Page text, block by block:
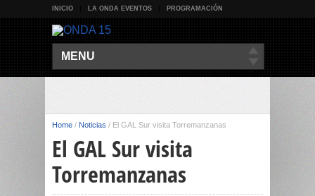
INICIO LA ONDA EVENTOS PROGRAMACIÓN
MENU
Home / Noticias / El GAL Sur visita Torremanzanas
El GAL Sur visita
Torremanzanas